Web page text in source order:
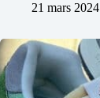
21 mars 2024